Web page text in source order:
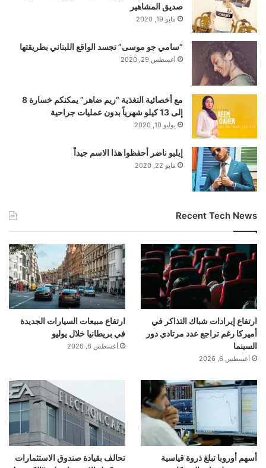
صديق المشاهير
مايو 19, 2020
“سامي جو موسى” تجسد الواقع اللبناني بطريقتها
أغسطس 29, 2020
مع أخصائية التغذية “ريم ضاهر” يمكنكم خسارة 8
إلى 13 كيلو شهرياً بدون عمليات جراحية
يوليو 10, 2020
إيليو ناضر أحفظوا هذا الاسم جيداً
مايو 22, 2020
Recent Tech News
ارتفاع إيرادات شباك التذاكر في
أميركا رغم تراجع عدد مرتادي دور
السينما
أغسطس 6, 2026
ارتفاع مبيعات السيارات الجديدة
في بريطانيا خلال يوليو
أغسطس 6, 2026
أسهم أوروبا تبلغ ذروة قياسية
تحالف بقيادة صندوق الاستثمارات